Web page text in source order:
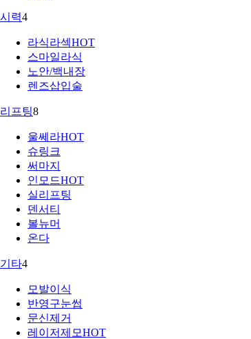
시력4
라식라섹HOT
스마일라식
노안/백내장
렌즈삽입술
리프팅8
울쎄라HOT
슈링크
써마지
인모드HOT
실리프팅
덴서티
볼뉴머
온다
기타4
모발이식
반영구눈썹
문신제거
레이저제모HOT